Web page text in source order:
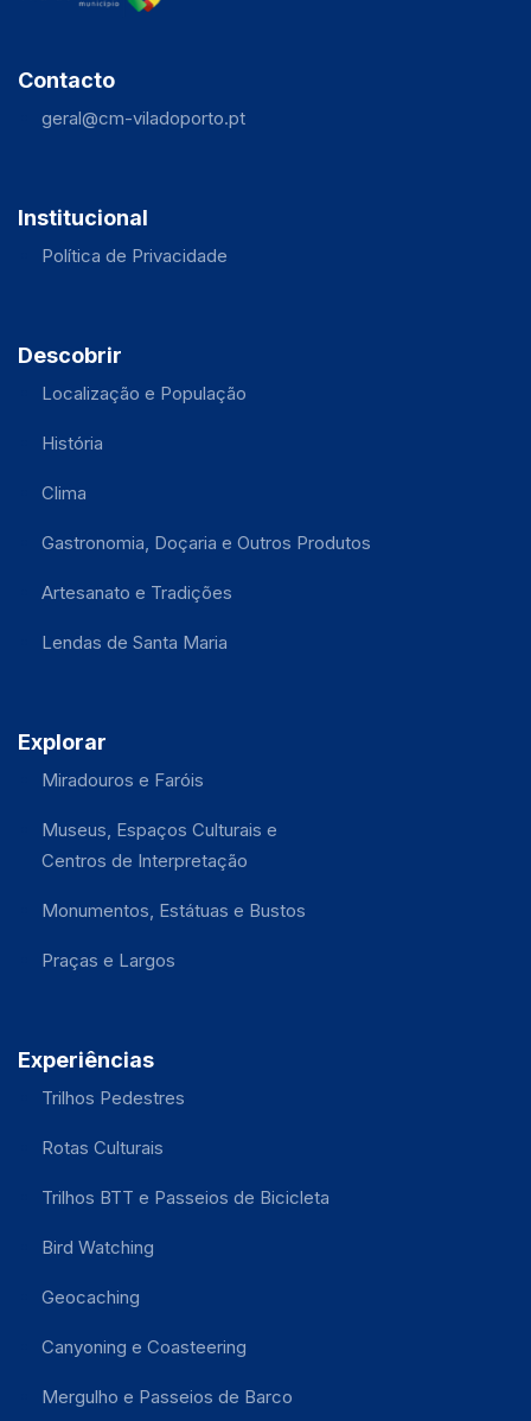
Contacto
geral@cm-viladoporto.pt
Institucional
Política de Privacidade
Descobrir
Localização e População
História
Clima
Gastronomia, Doçaria e Outros Produtos
Artesanato e Tradições
Lendas de Santa Maria
Explorar
Miradouros e Faróis
Museus, Espaços Culturais e
Centros de Interpretação
Monumentos, Estátuas e Bustos
Praças e Largos
Experiências
Trilhos Pedestres
Rotas Culturais
Trilhos BTT e Passeios de Bicicleta
Bird Watching
Geocaching
Canyoning e Coasteering
Mergulho e Passeios de Barco